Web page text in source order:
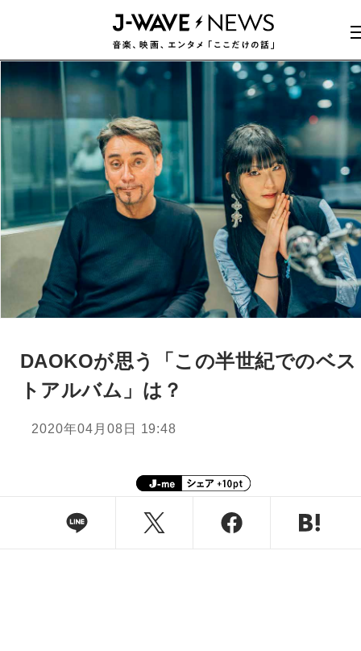
DAOKOが思う「この半世紀でのベス
トアルバム」は？
2020年04月08日 19:48